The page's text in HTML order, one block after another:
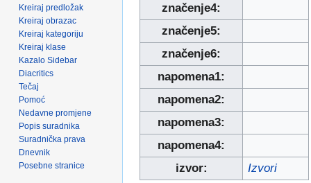
značenje4:
značenje5:
značenje6:
napomena1:
napomena2:
napomena3:
napomena4:
izvor:
Izvori
Kreiraj predložak
Kreiraj obrazac
Kreiraj kategoriju
Kreiraj klase
Kazalo Sidebar
Diacritics
Tečaj
Pomoć
Nedavne promjene
Popis suradnika
Suradnička prava
Dnevnik
Posebne stranice